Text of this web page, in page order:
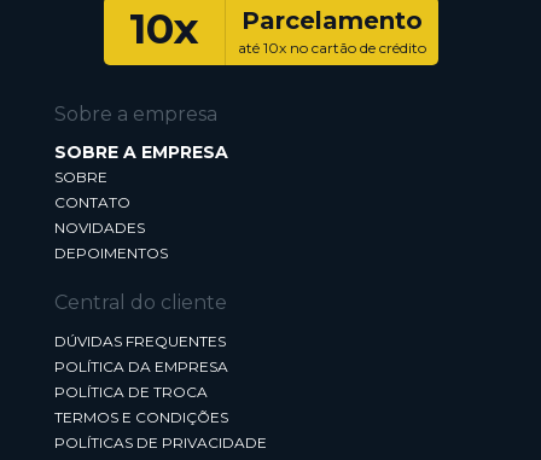
10x Parcelamento
até 10x no cartão de crédito
Sobre a empresa
SOBRE A EMPRESA
SOBRE
CONTATO
NOVIDADES
DEPOIMENTOS
Central do cliente
DÚVIDAS FREQUENTES
POLÍTICA DA EMPRESA
POLÍTICA DE TROCA
TERMOS E CONDIÇÕES
POLÍTICAS DE PRIVACIDADE